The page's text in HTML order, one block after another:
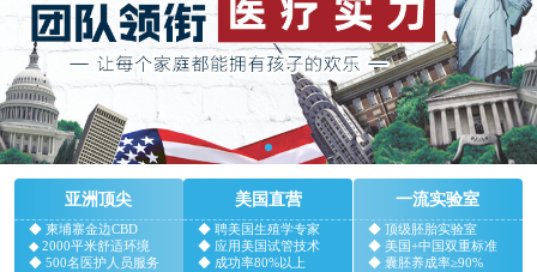
亚洲顶尖
◆ 柬埔寨金边CBD
◆ 2000平米舒适环境
◆ 500名医护人员服务
美国直营
◆ 聘美国生殖学专家
◆ 应用美国试管技术
◆ 成功率80%以上
一流实验室
◆ 顶级胚胎实验室
◆ 美国+中国双重标准
◆ 囊胚养成率≥90%